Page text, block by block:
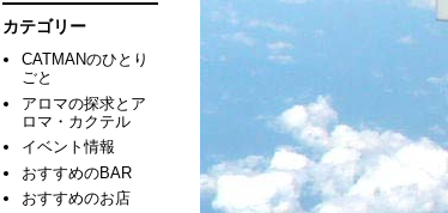
カテゴリー
CATMANのひとり
ごと
アロマの探求とア
ロマ・カクテル
イベント情報
おすすめのBAR
おすすめのお店